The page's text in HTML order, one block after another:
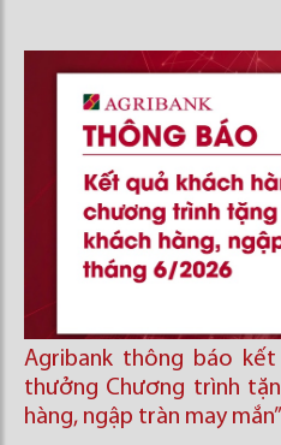
Agribank thông báo
thưởng Chương trình
hàng, ngập tràn may